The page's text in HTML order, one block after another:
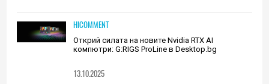
HICOMMENT
Открий силата на новите Nvidia RTX AI
компютри: G:RIGS ProLine в Desktop.bg
13.10.2025